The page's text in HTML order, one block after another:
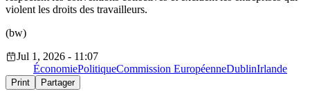
violent les droits des travailleurs.
(bw)
Jul 1, 2026 - 11:07
ÉconomiePolitiqueCommission EuropéenneDublinIrlande
Print Partager